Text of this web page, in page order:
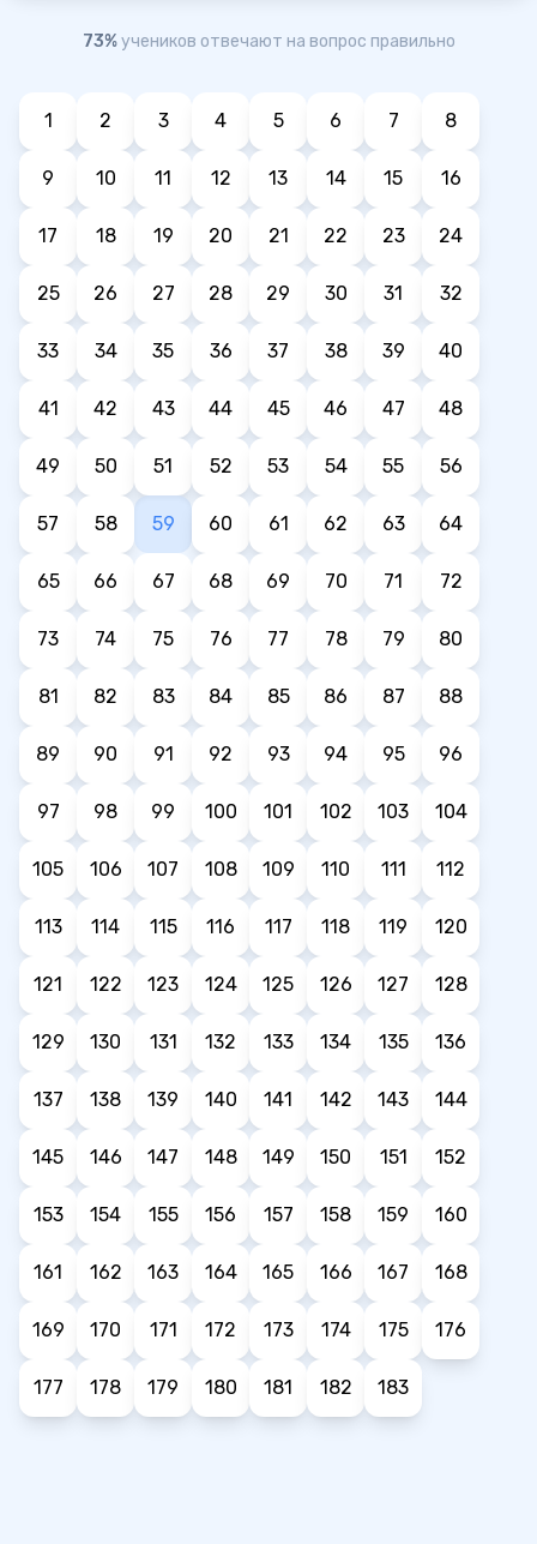
73%учеников отвечают на вопрос правильно
1 2 3 4 5 6 7 8
9 10 11 12 13 14 15 16
17 18 19 20 21 22 23 24
25 26 27 28 29 30 31 32
33 34 35 36 37 38 39 40
41 42 43 44 45 46 47 48
49 50 51 52 53 54 55 56
57 58 59 60 61 62 63 64
65 66 67 68 69 70 71 72
73 74 75 76 77 78 79 80
81 82 83 84 85 86 87 88
89 90 91 92 93 94 95 96
97 98 99 100 101 102 103 104
105 106 107 108 109 110 111 112
113 114 115 116 117 118 119 120
121 122 123 124 125 126 127 128
129 130 131 132 133 134 135 136
137 138 139 140 141 142 143 144
145 146 147 148 149 150 151 152
153 154 155 156 157 158 159 160
161 162 163 164 165 166 167 168
169 170 171 172 173 174 175 176
177 178 179 180 181 182 183